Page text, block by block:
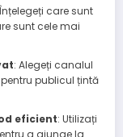
care sunt
sunt cele mai
: Alegeți canalul
publicul țintă
eficient: Utilizați